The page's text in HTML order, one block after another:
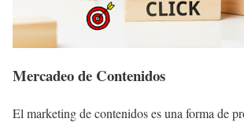
Mercadeo de Contenidos
El marketing de contenidos es una forma de